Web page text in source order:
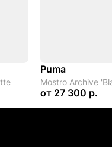
Puma
Mostro Archive
от 27 300 р.